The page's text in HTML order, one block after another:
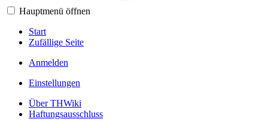
Hauptmenü öffnen
Start
Zufällige Seite
Anmelden
Einstellungen
Über THWiki
Haftungsausschluss